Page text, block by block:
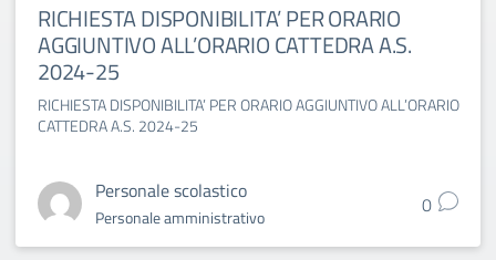
RICHIESTA DISPONIBILITA’ PER ORARIO
AGGIUNTIVO ALL’ORARIO CATTEDRA A.S.
2024-25
RICHIESTA DISPONIBILITA’ PER ORARIO AGGIUNTIVO ALL’ORARIO
CATTEDRA A.S. 2024-25
Personale scolastico
Personale amministrativo 0